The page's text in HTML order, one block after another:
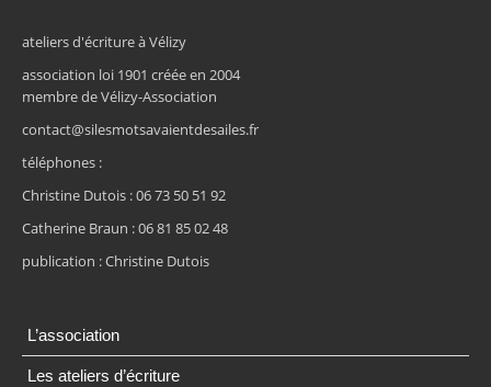
ateliers d'écriture à Vélizy
association loi 1901 créée en 2004
membre de Vélizy-Association
contact@silesmotsavaientdesailes.fr
téléphones :
Christine Dutois : 06 73 50 51 92
Catherine Braun : 06 81 85 02 48
publication : Christine Dutois
L’association
Les ateliers d’écriture